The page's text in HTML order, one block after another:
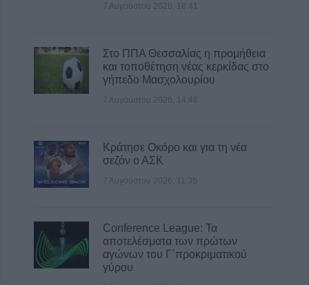
7 Αυγούστου 2026, 18:41
Στο ΠΠΑ Θεσσαλίας η προμήθεια
και τοποθέτηση νέας κερκίδας στο
γήπεδο Μασχολουρίου
7 Αυγούστου 2026, 14:46
Κράτησε Οκόρο και για τη νέα
σεζόν ο ΑΣΚ
7 Αυγούστου 2026, 11:35
Conference League: Τα
αποτελέσματα των πρώτων
αγώνων του Γ΄προκριματικού
γύρου